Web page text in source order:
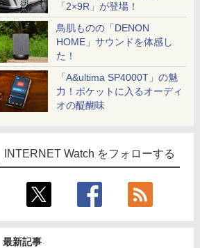
「2×9R」が登場！
鳥肌ものの「DENON
HOME」サウンドを体感し
た！
「A&ultima SP4000T」の魅
力！ポケットに入るオーディ
オの醍醐味
INTERNET Watch をフォローする
最新記事